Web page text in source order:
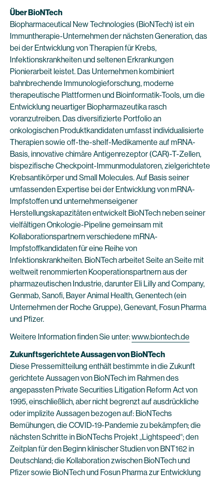
Über BioNTech
Biopharmaceutical New Technologies (BioNTech) ist ein
Immuntherapie-Unternehmen der nächsten Generation, das
bei der Entwicklung von Therapien für Krebs,
Infektionskrankheiten und seltenen Erkrankungen
Pionierarbeit leistet. Das Unternehmen kombiniert
bahnbrechende Immunologieforschung, moderne
therapeutische Plattformen und Bioinformatik-Tools, um die
Entwicklung neuartiger Biopharmazeutika rasch
voranzutreiben. Das diversifizierte Portfolio an
onkologischen Produktkandidaten umfasst individualisierte
Therapien sowie off-the-shelf-Medikamente auf mRNA-
Basis, innovative chimäre Antigenrezeptor (CAR)-T-Zellen,
bispezifische Checkpoint-Immunmodulatoren, zielgerichtete
Krebsantikörper und Small Molecules. Auf Basis seiner
umfassenden Expertise bei der Entwicklung von mRNA-
Impfstoffen und unternehmenseigener
Herstellungskapazitäten entwickelt BioNTech neben seiner
vielfältigen Onkologie-Pipeline gemeinsam mit
Kollaborationspartnern verschiedene mRNA-
Impfstoffkandidaten für eine Reihe von
Infektionskrankheiten. BioNTech arbeitet Seite an Seite mit
weltweit renommierten Kooperationspartnern aus der
pharmazeutischen Industrie, darunter Eli Lilly and Company,
Genmab, Sanofi, Bayer Animal Health, Genentech (ein
Unternehmen der Roche Gruppe), Genevant, Fosun Pharma
und Pfizer.
Weitere Information finden Sie unter:www.biontech.de
Zukunftsgerichtete Aussagen von BioNTech
Diese Pressemitteilung enthält bestimmte in die Zukunft
gerichtete Aussagen von BioNTech im Rahmen des
angepassten Private Securities Litigation Reform Act von
1995, einschließlich, aber nicht begrenzt auf ausdrückliche
oder implizite Aussagen bezogen auf: BioNTechs
Bemühungen, die COVID-19-Pandemie zu bekämpfen; die
nächsten Schritte in BioNTechs Projekt „Lightspeed“; den
Zeitplan für den Beginn klinischer Studien von BNT162 in
Deutschland; die Kollaboration zwischen BioNTech und
Pfizer sowie BioNTech und Fosun Pharma zur Entwicklung